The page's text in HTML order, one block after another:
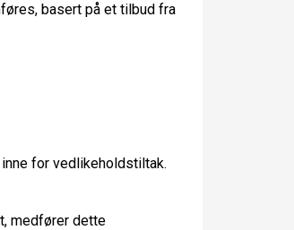
basert på et tilbud fra
for vedlikeholdstiltak.
medfører dette